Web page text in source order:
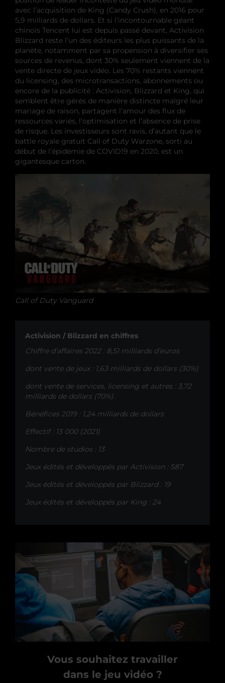
avec l’acquisition de King (Candy Crush), en 2016 pour
5,9 milliards de dollars. Et si l’incontournable géant
chinois Tencent lui est depuis passé devant, Activision
Blizzard reste l’un des éditeurs les plus puissants de la
planète, notamment par sa propension à diversifier ses
sources de revenus, dont 30% seulement viennent de la
vente directe de jeux vidéo. Les 70% restants viennent
du licensing, des microtransactions, abonnements ou
encore de la publicité : Activision, Blizzard et King, qui
semblent être gérés de manière distincte malgré leur
mariage de raison, partagent l’amour des flux de
ressources variés, l’optimisation et l’absence de prise
de risque. Les investisseurs sont ravis, d’autant que le
battle royale gratuit Call of Duty Warzone, sorti au
début de l’épidémie de COVID19 en 2020, est un
gigantesque carton.
Call of Duty Vanguard
Activision / Blizzard en chiffres
Chiffre d’affaires 2022 : 8,51 milliards d’euros
dont vente de jeux : 1,63 milliards de dollars (30%)
dont vente de services, licensing et autres : 3,72
milliards de dollars (70%)
Bénéfices 2019 : 1,24 milliards de dollars
Effectif : 13 000 (2021)
Nombre de studios : 13
Jeux édités et développés par Activision : 587
Jeux édités et développés par Blizzard : 19
Jeux édités et développés par King : 24
Vous souhaitez travailler
dans le jeu vidéo ?